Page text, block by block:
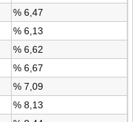
% 6,47
% 6,13
% 6,62
% 6,67
% 7,09
% 8,13